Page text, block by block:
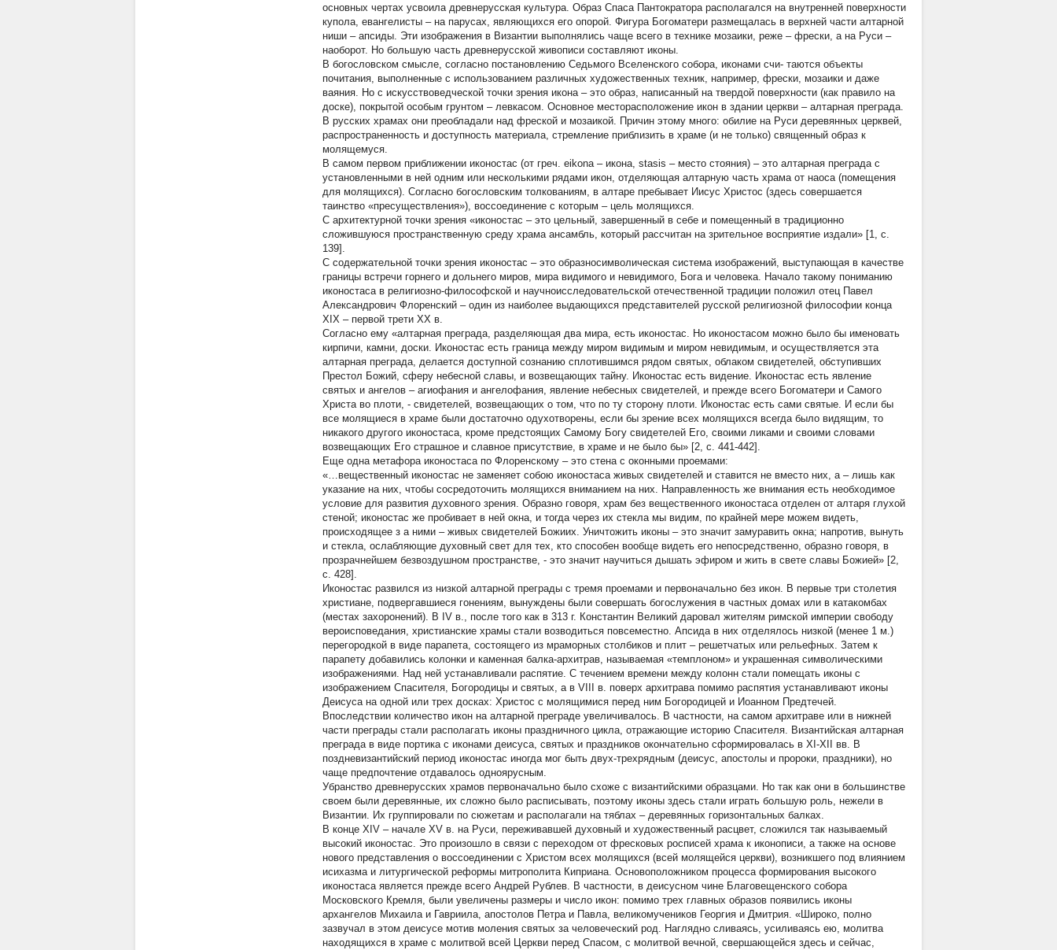
основных чертах усвоила древнерусская культура. Образ Спаса Пантократора располагался на внутренней поверхности
купола, евангелисты – на парусах, являющихся его опорой. Фигура Богоматери размещалась в верхней части алтарной
ниши – апсиды. Эти изображения в Византии выполнялись чаще всего в технике мозаики, реже – фрески, а на Руси –
наоборот. Но большую часть древнерусской живописи составляют иконы.
В богословском смысле, согласно постановлению Седьмого Вселенского собора, иконами счи- таются объекты
почитания, выполненные с использованием различных художественных техник, например, фрески, мозаики и даже
ваяния. Но с искусствоведческой точки зрения икона – это образ, написанный на твердой поверхности (как правило на
доске), покрытой особым грунтом – левкасом. Основное месторасположение икон в здании церкви – алтарная преграда.
В русских храмах они преобладали над фреской и мозаикой. Причин этому много: обилие на Руси деревянных церквей,
распространенность и доступность материала, стремление приблизить в храме (и не только) священный образ к
молящемуся.
В самом первом приближении иконостас (от греч. eikona – икона, stasis – место стояния) – это алтарная преграда с
установленными в ней одним или несколькими рядами икон, отделяющая алтарную часть храма от наоса (помещения
для молящихся). Согласно богословским толкованиям, в алтаре пребывает Иисус Христос (здесь совершается
таинство «пресуществления»), воссоединение с которым – цель молящихся.
С архитектурной точки зрения «иконостас – это цельный, завершенный в себе и помещенный в традиционно
сложившуюся пространственную среду храма ансамбль, который рассчитан на зрительное восприятие издали» [1, с.
139].
С содержательной точки зрения иконостас – это образносимволическая система изображений, выступающая в качестве
границы встречи горнего и дольнего миров, мира видимого и невидимого, Бога и человека. Начало такому пониманию
иконостаса в религиозно-философской и научноисследовательской отечественной традиции положил отец Павел
Александрович Флоренский – один из наиболее выдающихся представителей русской религиозной философии конца
XIX – первой трети XX в.
Согласно ему «алтарная преграда, разделяющая два мира, есть иконостас. Но иконостасом можно было бы именовать
кирпичи, камни, доски. Иконостас есть граница между миром видимым и миром невидимым, и осуществляется эта
алтарная преграда, делается доступной сознанию сплотившимся рядом святых, облаком свидетелей, обступивших
Престол Божий, сферу небесной славы, и возвещающих тайну. Иконостас есть видение. Иконостас есть явление
святых и ангелов – агиофания и ангелофания, явление небесных свидетелей, и прежде всего Богоматери и Самого
Христа во плоти, - свидетелей, возвещающих о том, что по ту сторону плоти. Иконостас есть сами святые. И если бы
все молящиеся в храме были достаточно одухотворены, если бы зрение всех молящихся всегда было видящим, то
никакого другого иконостаса, кроме предстоящих Самому Богу свидетелей Его, своими ликами и своими словами
возвещающих Его страшное и славное присутствие, в храме и не было бы» [2, с. 441-442].
Еще одна метафора иконостаса по Флоренскому – это стена с оконными проемами:
«…вещественный иконостас не заменяет собою иконостаса живых свидетелей и ставится не вместо них, а – лишь как
указание на них, чтобы сосредоточить молящихся вниманием на них. Направленность же внимания есть необходимое
условие для развития духовного зрения. Образно говоря, храм без вещественного иконостаса отделен от алтаря глухой
стеной; иконостас же пробивает в ней окна, и тогда через их стекла мы видим, по крайней мере можем видеть,
происходящее з а ними – живых свидетелей Божиих. Уничтожить иконы – это значит замуравить окна; напротив, вынуть
и стекла, ослабляющие духовный свет для тех, кто способен вообще видеть его непосредственно, образно говоря, в
прозрачнейшем безвоздушном пространстве, - это значит научиться дышать эфиром и жить в свете славы Божией» [2,
с. 428].
Иконостас развился из низкой алтарной преграды с тремя проемами и первоначально без икон. В первые три столетия
христиане, подвергавшиеся гонениям, вынуждены были совершать богослужения в частных домах или в катакомбах
(местах захоронений). В IV в., после того как в 313 г. Константин Великий даровал жителям римской империи свободу
вероисповедания, христианские храмы стали возводиться повсеместно. Апсида в них отделялось низкой (менее 1 м.)
перегородкой в виде парапета, состоящего из мраморных столбиков и плит – решетчатых или рельефных. Затем к
парапету добавились колонки и каменная балка-архитрав, называемая «темплоном» и украшенная символическими
изображениями. Над ней устанавливали распятие. С течением времени между колонн стали помещать иконы с
изображением Спасителя, Богородицы и святых, а в VIII в. поверх архитрава помимо распятия устанавливают иконы
Деисуса на одной или трех досках: Христос с молящимися перед ним Богородицей и Иоанном Предтечей.
Впоследствии количество икон на алтарной преграде увеличивалось. В частности, на самом архитраве или в нижней
части преграды стали располагать иконы праздничного цикла, отражающие историю Спасителя. Византийская алтарная
преграда в виде портика с иконами деисуса, святых и праздников окончательно сформировалась в XI-XII вв. В
поздневизантийский период иконостас иногда мог быть двух-трехрядным (деисус, апостолы и пророки, праздники), но
чаще предпочтение отдавалось одноярусным.
Убранство древнерусских храмов первоначально было схоже с византийскими образцами. Но так как они в большинстве
своем были деревянные, их сложно было расписывать, поэтому иконы здесь стали играть большую роль, нежели в
Византии. Их группировали по сюжетам и располагали на тяблах – деревянных горизонтальных балках.
В конце XIV – начале XV в. на Руси, переживавшей духовный и художественный расцвет, сложился так называемый
высокий иконостас. Это произошло в связи с переходом от фресковых росписей храма к иконописи, а также на основе
нового представления о воссоединении с Христом всех молящихся (всей молящейся церкви), возникшего под влиянием
исихазма и литургической реформы митрополита Киприана. Основоположником процесса формирования высокого
иконостаса является прежде всего Андрей Рублев. В частности, в деисусном чине Благовещенского собора
Московского Кремля, были увеличены размеры и число икон: помимо трех главных образов появились иконы
архангелов Михаила и Гавриила, апостолов Петра и Павла, великомучеников Георгия и Дмитрия. «Широко, полно
зазвучал в этом деисусе мотив моления святых за человеческий род. Наглядно сливаясь, усиливаясь ею, молитва
находящихся в храме с молитвой всей Церкви перед Спасом, с молитвой вечной, свершающейся здесь и сейчас,